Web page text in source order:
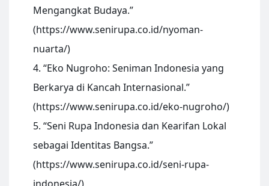
Mengangkat Budaya.”
(https://www.senirupa.co.id/nyoman-
nuarta/)
4. “Eko Nugroho: Seniman Indonesia yang
Berkarya di Kancah Internasional.”
(https://www.senirupa.co.id/eko-nugroho/)
5. “Seni Rupa Indonesia dan Kearifan Lokal
sebagai Identitas Bangsa.”
(https://www.senirupa.co.id/seni-rupa-